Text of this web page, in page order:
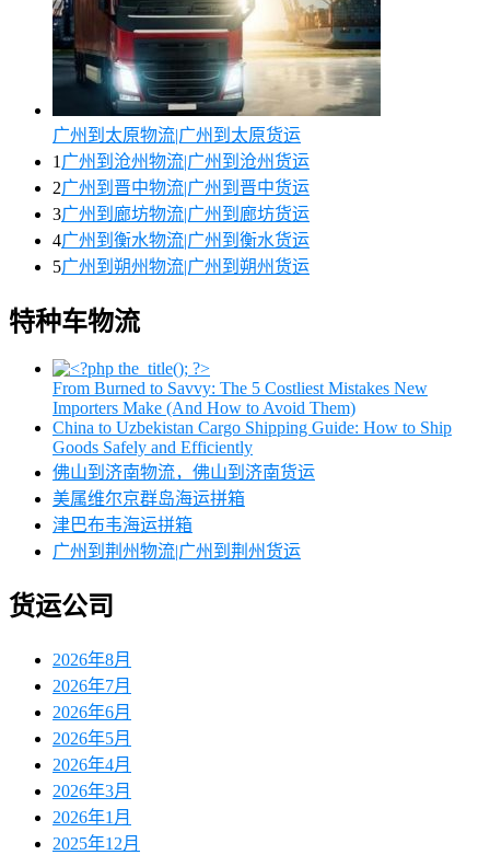
广州到太原物流|广州到太原货运
1 广州到沧州物流|广州到沧州货运
2广州到晋中物流|广州到晋中货运
3广州到廊坊物流|广州到廊坊货运
4广州到衡水物流|广州到衡水货运
5广州到朔州物流|广州到朔州货运
特种车物流
From Burned to Savvy: The 5 Costliest Mistakes New
Importers Make (And How to Avoid Them)
China to Uzbekistan Cargo Shipping Guide: How to Ship
Goods Safely and Efficiently
佛山到济南物流，佛山到济南货运
美属维尔京群岛海运拼箱
津巴布韦海运拼箱
广州到荆州物流|广州到荆州货运
货运公司
2026年8月
2026年7月
2026年6月
2026年5月
2026年4月
2026年3月
2026年1月
2025年12月